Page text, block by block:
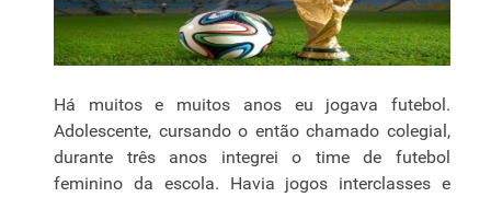
Há muitos e muitos anos eu jogava futebol.
Adolescente, cursando o então chamado colegial,
durante três anos integrei o time de futebol
feminino da escola. Havia jogos interclasses e